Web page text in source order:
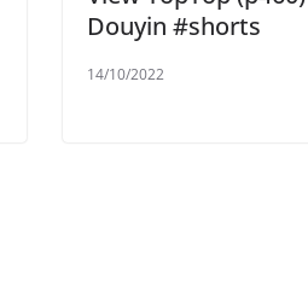
Douyin #shorts
14/10/2022